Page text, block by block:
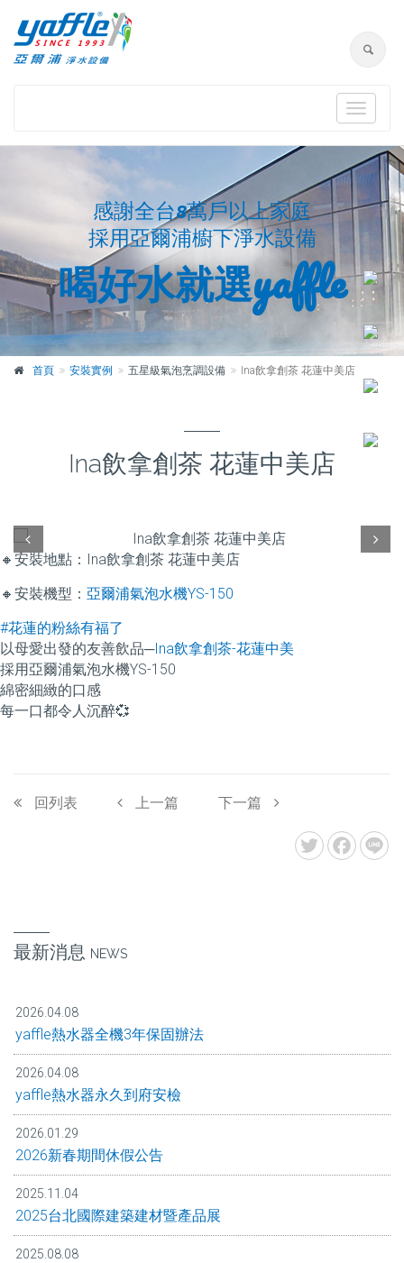
Toggle
感謝全台8萬戶以上家庭
採用亞爾浦櫥下淨水設備
喝好水就選yaffle
首頁 安裝實例 五星級氣泡烹調設備 Ina飲拿創茶 花蓮中美店
Ina飲拿創茶 花蓮中美店
Prev Next
🔸 安裝地點：Ina飲拿創茶 花蓮中美店
🔸 安裝機型： 亞爾浦氣泡水機YS-150
#花蓮的粉絲有福了
以母愛出發的友善飲品─Ina飲拿創茶-花蓮中美
採用亞爾浦氣泡水機YS-150
綿密細緻的口感
每一口都令人沉醉💞
回列表 上一篇 下一篇
最新消息 NEWS
2026.04.08
yaffle熱水器全機3年保固辦法
2026.04.08
yaffle熱水器永久到府安檢
2026.01.29
2026新春期間休假公告
2025.11.04
2025台北國際建築建材暨產品展
2025.08.08